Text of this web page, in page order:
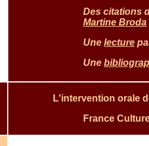
Des citations
Martine Broda
Une lecture
Une
L'intervention orale
France